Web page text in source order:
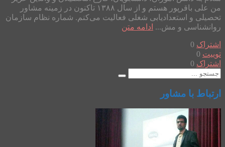
من علی باقرپور هستم و از سال ۱۳۸۸ تاکنون در زمینه مشاور
تحصیلی و استعدادیابی شغلی فعالیت می‌کنم. شماره نظام سازمان
روانشناسی و مش... ادامه متن
اشتراک 0
توییت 0
اشتراک 0
ارتباط با مشاور